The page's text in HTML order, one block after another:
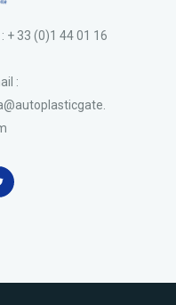
+ 33 (0)1 44 01 16
: